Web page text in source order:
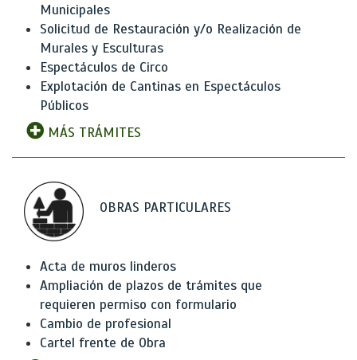
Municipales
Solicitud de Restauración y/o Realización de
Murales y Esculturas
Espectáculos de Circo
Explotación de Cantinas en Espectáculos
Públicos
MÁS TRÁMITES
OBRAS PARTICULARES
Acta de muros linderos
Ampliación de plazos de trámites que
requieren permiso con formulario
Cambio de profesional
Cartel frente de Obra